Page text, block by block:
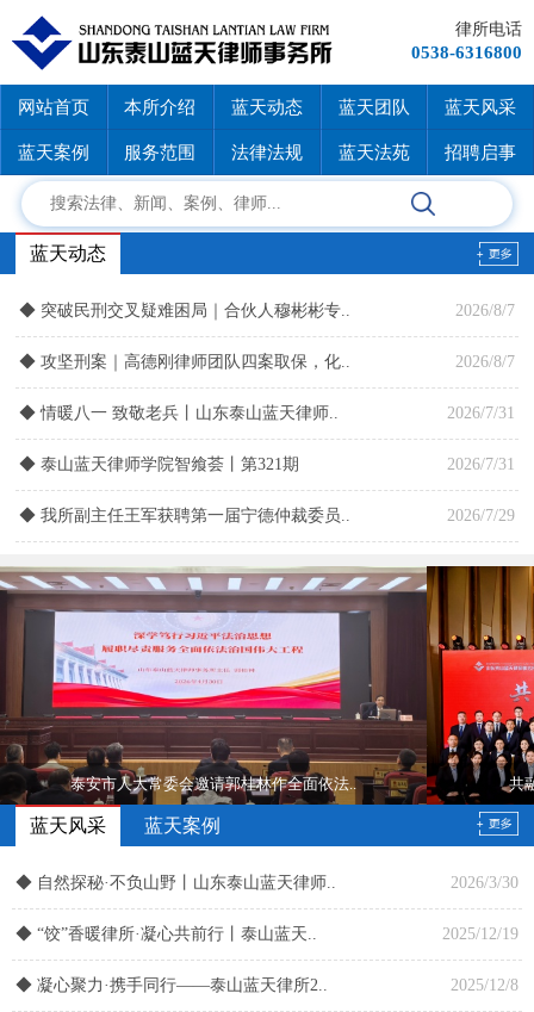
律所电话
0538-6316800
网站首页 本所介绍 蓝天动态 蓝天团队 蓝天风采
蓝天案例 服务范围 法律法规 蓝天法苑 招聘启事
蓝天动态
2026/8/7
◆ 突破民刑交叉疑难困局｜合伙人穆彬彬专..
2026/8/7
◆攻坚刑案｜高德刚律师团队四案取保，化..
2026/7/31
◆情暖八一 致敬老兵丨山东泰山蓝天律师..
2026/7/31
◆泰山蓝天律师学院智飨荟丨第321期
2026/7/29
◆我所副主任王军获聘第一届宁德仲裁委员..
泰安市人大常委会邀请郭桂林作全面依法.. 共
蓝天风采 蓝天案例
2026/3/30
◆ 自然探秘·不负山野丨山东泰山蓝天律师..
2025/12/19
◆ “饺”香暖律所·凝心共前行丨泰山蓝天..
2025/12/8
◆ 凝心聚力·携手同行——泰山蓝天律所2..